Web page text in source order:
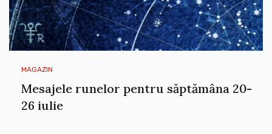
MAGAZIN
Mesajele runelor pentru săptămâna 20-
26 iulie